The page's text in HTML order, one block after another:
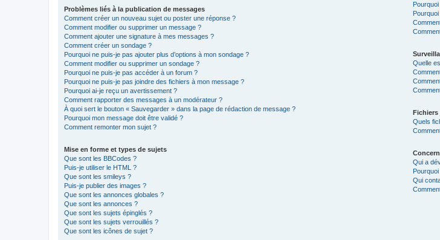
Problèmes liés à la publication de messages
Comment créer un nouveau sujet ou poster une réponse ?
Comment modifier ou supprimer un message ?
Comment ajouter une signature à mes messages ?
Comment créer un sondage ?
Pourquoi ne puis-je pas ajouter plus d’options à mon sondage ?
Comment modifier ou supprimer un sondage ?
Pourquoi ne puis-je pas accéder à un forum ?
Pourquoi ne puis-je pas joindre des fichiers à mon message ?
Pourquoi ai-je reçu un avertissement ?
Comment rapporter des messages à un modérateur ?
À quoi sert le bouton « Sauvegarder » dans la page de rédaction de message ?
Pourquoi mon message doit être validé ?
Comment remonter mon sujet ?
Mise en forme et types de sujets
Que sont les BBCodes ?
Puis-je utiliser le HTML ?
Que sont les smileys ?
Puis-je publier des images ?
Que sont les annonces globales ?
Que sont les annonces ?
Que sont les sujets épinglés ?
Que sont les sujets verrouillés ?
Que sont les icônes de sujet ?
Quelle
Quels
Qui a
Qui